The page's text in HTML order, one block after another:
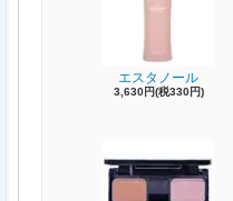
エスタノール
3,630円(税330円)